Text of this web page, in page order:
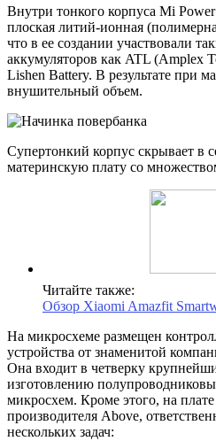
Внутри тонкого корпуса Mi
плоская литий-ионная
что в ее создании участвовали
аккумуляторов как ATL (Amplex
Lishen Battery. В результате при
внушительный объем.
Супертонкий корпус скрывает в
материнскую плату со
Читайте также:
Обзор Xiaomi Amazfit
На микросхеме размещен
устройства от знаменитой
Она входит в четверку
изготовлению
микросхем. Кроме этого, на
производителя Above,
нескольких задач: